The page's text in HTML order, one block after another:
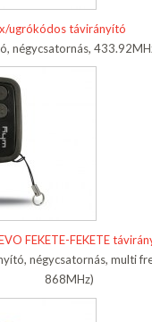
ugrókódos távirányító
négycsatornás,
FEKETE-FEKETE
négycsatornás, multi
868MHz)